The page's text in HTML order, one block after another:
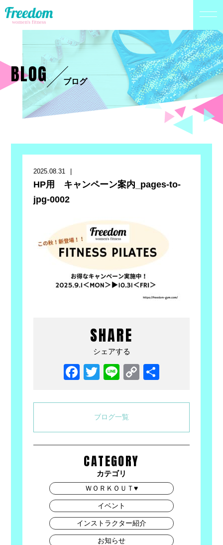
BLOG ブログ
2025.08.31
HP用 キャンペーン案内_pages-to-
jpg-0002
SHARE
シェアする
Facebook
Twitter
LineCopy
ブログ一覧
CATEGORY
カテゴリ
ＷＯＲＫＯＵＴ♥
イベント
インストラクター紹介
お知らせ